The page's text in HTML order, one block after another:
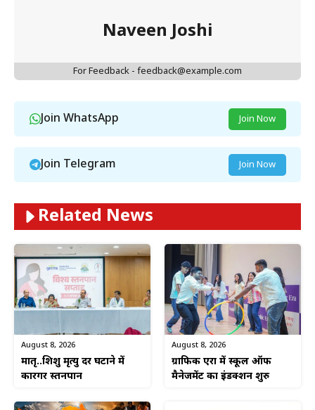
Naveen Joshi
For Feedback - feedback@example.com
Join WhatsApp Join Now
Join Telegram Join Now
Related News
August 8, 2026
मातृ..शिशु मृत्यु दर घटाने में
कारगर स्तनपान
August 8, 2026
ग्राफिक एरा में स्कूल ऑफ
मैनेजमेंट का इंडक्शन शुरु